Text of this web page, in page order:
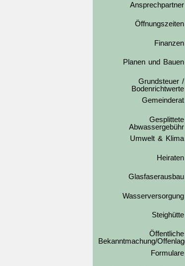
Ansprechpartner
Öffnungszeiten
Finanzen
Planen und Bauen
Grundsteuer /
Bodenrichtwerte
Gemeinderat
Gesplittete
Abwassergebühr
Umwelt & Klima
Heiraten
Glasfaserausbau
Wasserversorgung
Steighütte
Öffentliche
Bekanntmachung/
Formulare